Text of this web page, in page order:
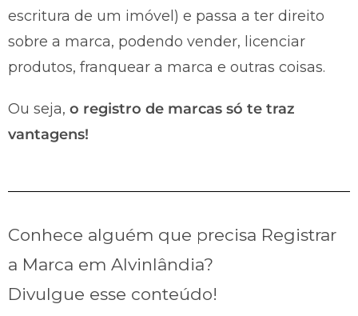
escritura de um imóvel) e passa a ter direito
sobre a marca, podendo vender, licenciar
produtos, franquear a marca e outras coisas.
Ou seja, o registro de marcas só te traz
vantagens!
Conhece alguém que precisa Registrar
a Marca em Alvinlândia?
Divulgue esse conteúdo!